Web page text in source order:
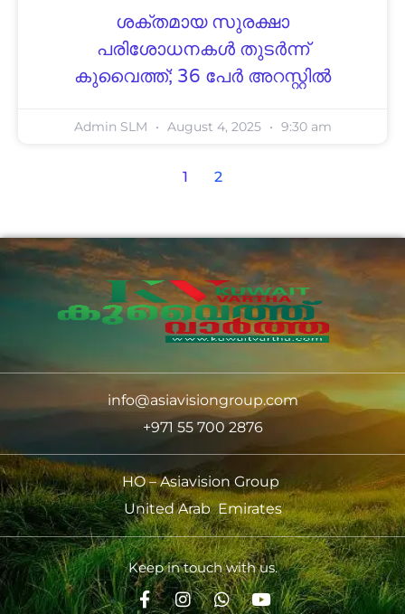
ശക്തമായ സുരക്ഷാ
പരിശോധനകൾ തുടർന്ന്
കുവൈത്ത്; 36 പേർ അറസ്റ്റിൽ
Admin SLM August 4, 2025 9:30 am
1 2
info@asiavisiongroup.com
+971 55 700 2876
HO – Asiavision Group
United Arab Emirates
Keep in touch with us.